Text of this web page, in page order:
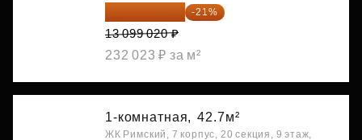
10 348 226 ₽ -21%
13 099 020 ₽
232 023 ₽ за м²
1-комнатная, 42.7м²
ЖК Римский, 7 корпус, 20 секция, 9 этаж,